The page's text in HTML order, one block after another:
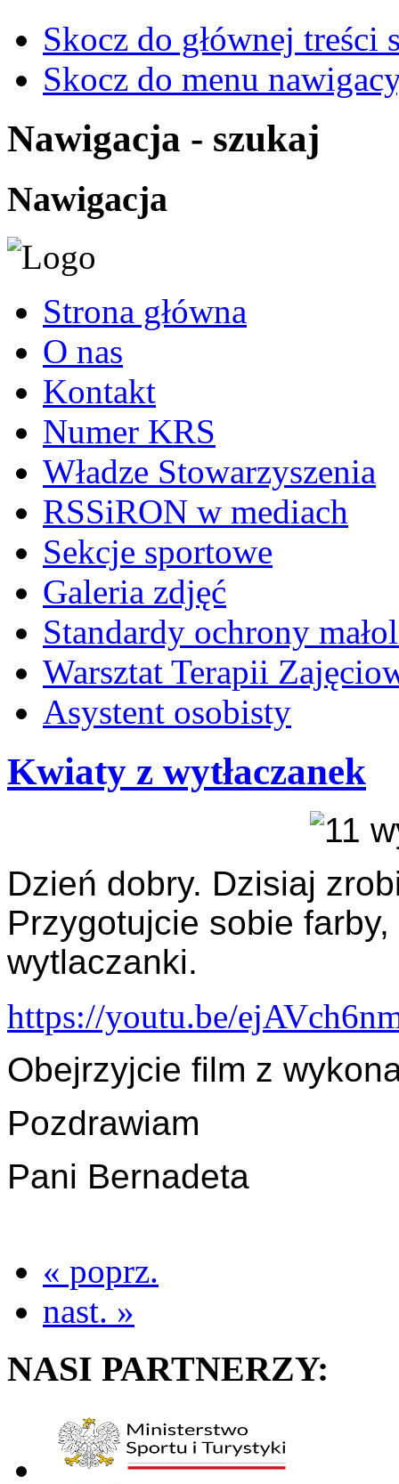
Skocz do głównej treści
Skocz do menu
Nawigacja - szukaj
Nawigacja
Strona główna
O nas
Kontakt
Numer KRS
Władze Stowarzyszenia
RSSiRON w mediach
Sekcje sportowe
Galeria zdjęć
Standardy ochrony
Warsztat Terapii
Asystent osobisty
Kwiaty z wytłaczanek
Dzień dobry. Dzisiaj
Przygotujcie sobie
wytlaczanki.
https://youtu.be/
Obejrzyjcie film z
Pozdrawiam
Pani Bernadeta
« poprz.
nast. »
NASI PARTNERZY: